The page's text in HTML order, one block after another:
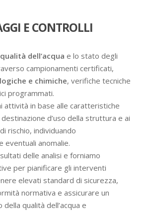
E CONTROLLI
dell’acqua e lo stato degli
campionamenti certificati,
e chimiche, verifiche tecniche
programmati.
attività in base alle caratteristiche
destinazione d’uso della struttura e ai
rischio, individuando
anomalie.
delle analisi e forniamo
per pianificare gli interventi
elevati standard di sicurezza,
normativa e assicurare un
qualità dell’acqua e